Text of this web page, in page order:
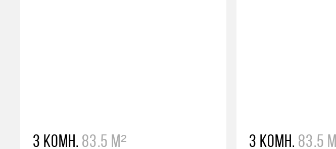
3 КОМН. 83.5 М² 3 КОМН. 83.5